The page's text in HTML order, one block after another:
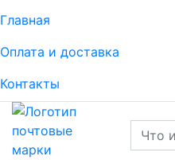
Главная
Оплата и доставка
Контакты